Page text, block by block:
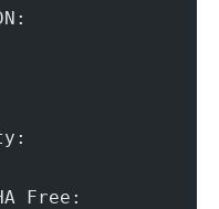
CDN:			Los
Free: